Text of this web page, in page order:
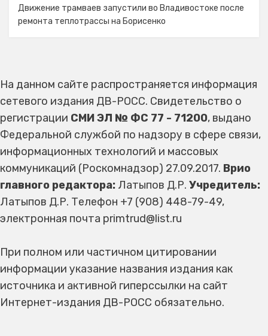
Движение трамваев запустили во Владивостоке после
ремонта теплотрассы на Борисенко
На данном сайте распространяется информация
сетевого издания ДВ-РОСС. Свидетельство о
регистрации СМИ ЭЛ № ФС 77 - 71200, выдано
Федеральной службой по надзору в сфере связи,
информационных технологий и массовых
коммуникаций (Роскомнадзор) 27.09.2017. Врио
главного редактора: Латыпов Д.Р. Учредитель:
Латыпов Д.Р. Телефон +7 (908) 448-79-49,
электронная почта primtrud@list.ru
При полном или частичном цитировании
информации указание названия издания как
источника и активной гиперссылки на сайт
Интернет-издания ДВ-РОСС обязательно.